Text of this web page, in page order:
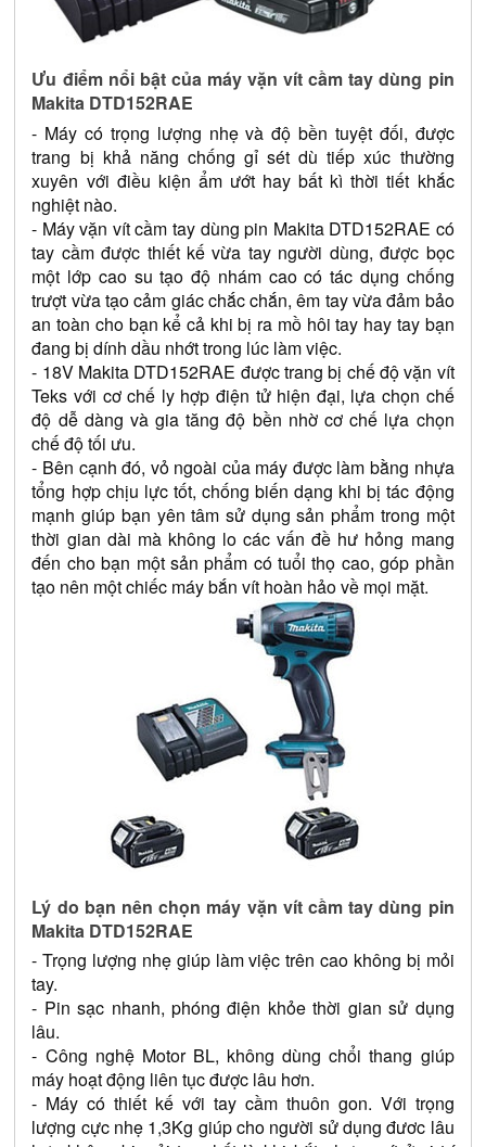
Ưu điểm nổi bật của máy vặn vít cầm tay dùng pin
Makita DTD152RAE
- Máy có trọng lượng nhẹ và độ bền tuyệt đối, được
trang bị khả năng chống gỉ sét dù tiếp xúc thường
xuyên với điều kiện ẩm ướt hay bất kì thời tiết khắc
nghiệt nào.
- Máy vặn vít cầm tay dùng pin Makita DTD152RAE có
tay cầm được thiết kế vừa tay người dùng, được bọc
một lớp cao su tạo độ nhám cao có tác dụng chống
trượt vừa tạo cảm giác chắc chắn, êm tay vừa đảm bảo
an toàn cho bạn kể cả khi bị ra mồ hôi tay hay tay bạn
đang bị dính dầu nhớt trong lúc làm việc.
- 18V Makita DTD152RAE được trang bị chế độ vặn vít
Teks với cơ chế ly hợp điện tử hiện đại, lựa chọn chế
độ dễ dàng và gia tăng độ bền nhờ cơ chế lựa chọn
chế độ tối ưu.
- Bên cạnh đó, vỏ ngoài của máy được làm bằng nhựa
tổng hợp chịu lực tốt, chống biến dạng khi bị tác động
mạnh giúp bạn yên tâm sử dụng sản phẩm trong một
thời gian dài mà không lo các vấn đề hư hỏng mang
đến cho bạn một sản phẩm có tuổi thọ cao, góp phần
tạo nên một chiếc máy bắn vít hoàn hảo về mọi mặt.
Lý do bạn nên chọn máy vặn vít cầm tay dùng pin
Makita DTD152RAE
- Trọng lượng nhẹ giúp làm việc trên cao không bị mỏi
tay.
- Pin sạc nhanh, phóng điện khỏe thời gian sử dụng
lâu.
- Công nghệ Motor BL, không dùng chổi thang giúp
máy hoạt động liên tục được lâu hơn.
- Máy có thiết kế với tay cầm thuôn gon. Với trọng
lượng cực nhẹ 1,3Kg giúp cho người sử dụng đươc lâu